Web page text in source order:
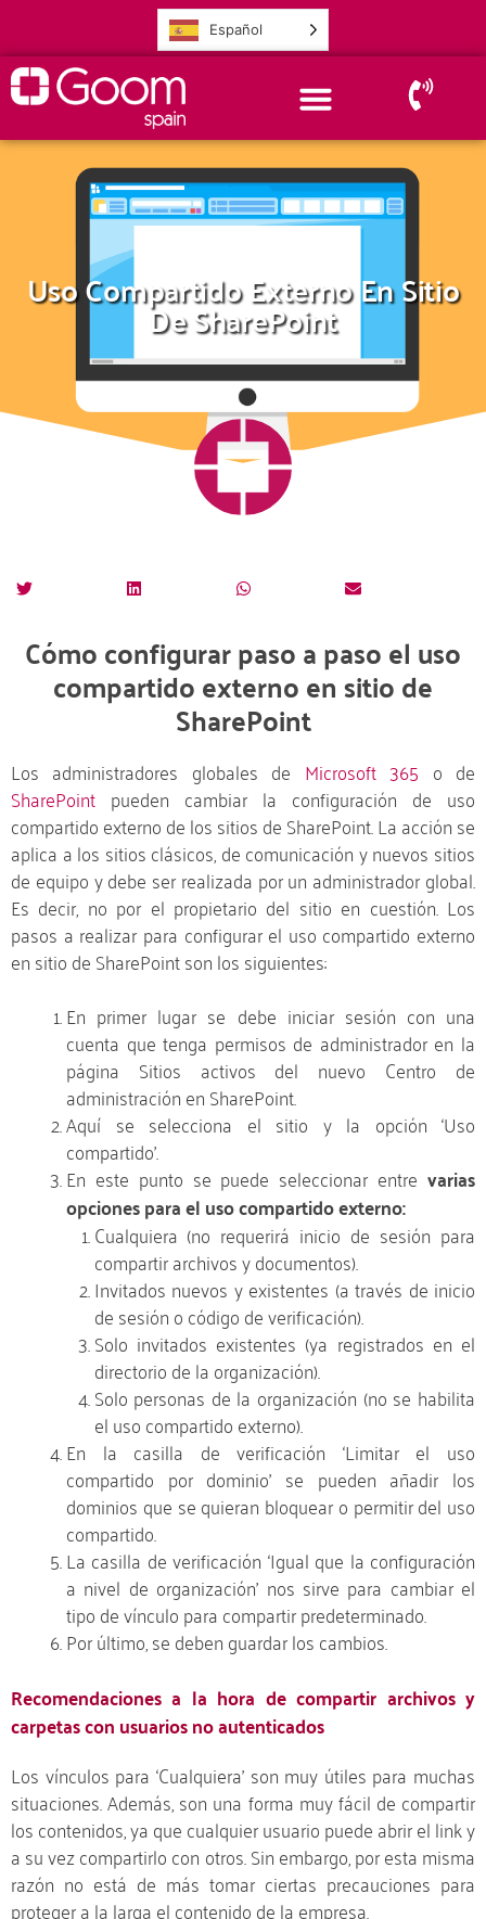
Español
Uso Compartido Externo En Sitio
De SharePoint
Cómo configurar paso a paso el uso
compartido externo en sitio de
SharePoint
Los administradores globales de Microsoft 365 o de
SharePoint pueden cambiar la configuración de uso
compartido externo de los sitios de SharePoint. La acción se
aplica a los sitios clásicos, de comunicación y nuevos sitios
de equipo y debe ser realizada por un administrador global.
Es decir, no por el propietario del sitio en cuestión. Los
pasos a realizar para configurar el uso compartido externo
en sitio de SharePoint son los siguientes:
En primer lugar se debe iniciar sesión con una
cuenta que tenga permisos de administrador en la
página Sitios activos del nuevo Centro de
administración en SharePoint.
Aquí se selecciona el sitio y la opción ‘Uso
compartido’.
En este punto se puede seleccionar entre varias
opciones para el uso compartido externo:
Cualquiera (no requerirá inicio de sesión para
compartir archivos y documentos).
Invitados nuevos y existentes (a través de inicio
de sesión o código de verificación).
Solo invitados existentes (ya registrados en el
directorio de la organización).
Solo personas de la organización (no se habilita
el uso compartido externo).
En la casilla de verificación ‘Limitar el uso
compartido por dominio’ se pueden añadir los
dominios que se quieran bloquear o permitir del uso
compartido.
La casilla de verificación ‘Igual que la configuración
a nivel de organización’ nos sirve para cambiar el
tipo de vínculo para compartir predeterminado.
Por último, se deben guardar los cambios.
Recomendaciones a la hora de compartir archivos y
carpetas con usuarios no autenticados
Los vínculos para ‘Cualquiera’ son muy útiles para muchas
situaciones. Además, son una forma muy fácil de compartir
los contenidos, ya que cualquier usuario puede abrir el link y
a su vez compartirlo con otros. Sin embargo, por esta misma
razón no está de más tomar ciertas precauciones para
proteger a la larga el contenido de la empresa.